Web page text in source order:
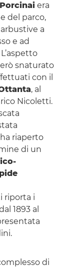
era
del parco,
a
e ad
snaturato
con il
, al
Nicoletti.
riaperto
di un
riporta i
1893 al
di